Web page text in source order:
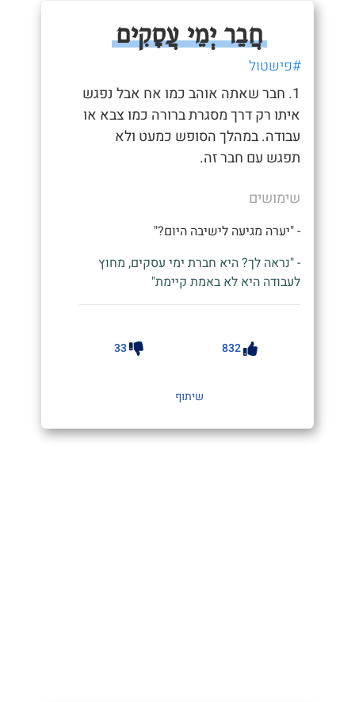
חֲבֵר יְמֵי עֲסָקִים
#פישטול
1. חבר שאתה אוהב כמו אח אבל נפגש
איתו רק דרך מסגרת ברורה כמו צבא או
עבודה. במהלך הסופש כמעט ולא
תפגש עם חבר זה.
שימושים
- "יערה מגיעה לישיבה היום?"
- "נראה לך? היא חברת ימי עסקים, מחוץ
לעבודה היא לא באמת קיימת"
832
33
שיתוף